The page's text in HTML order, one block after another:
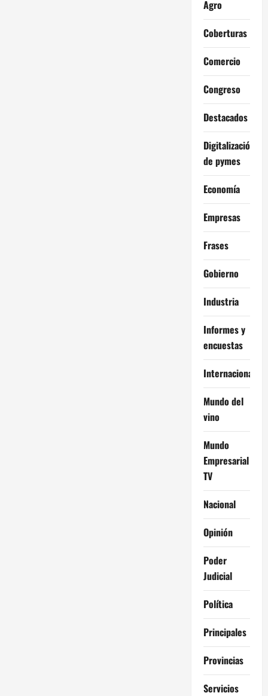
Agro
Coberturas
Comercio
Congreso
Destacados
Digitalización
de pymes
Economía
Empresas
Frases
Gobierno
Industria
Informes y
encuestas
Internacional
Mundo del
vino
Mundo
Empresarial
TV
Nacional
Opinión
Poder
Judicial
Política
Principales
Provincias
Servicios